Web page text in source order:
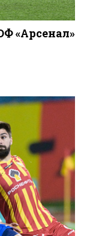
«Арсенал»